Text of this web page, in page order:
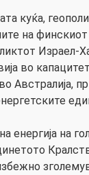
куќа,
на
Израел-
во
Австралија,
енергија на